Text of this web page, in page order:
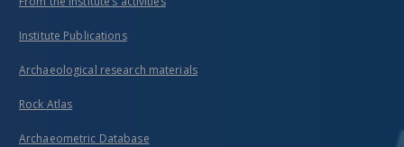
Institute Publications
Archaeological research materials
Rock Atlas
Archaeometric Database